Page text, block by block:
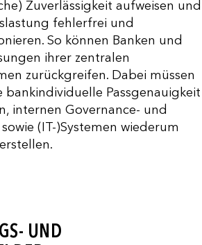
Zuverlässigkeit aufweisen und
fehlerfrei und
So können Banken und
ihrer zentralen
zurückgreifen. Dabei müssen
bankindividuelle Passgenauigkeit
internen Governance- und
(IT-)Systemen wiederum
UND